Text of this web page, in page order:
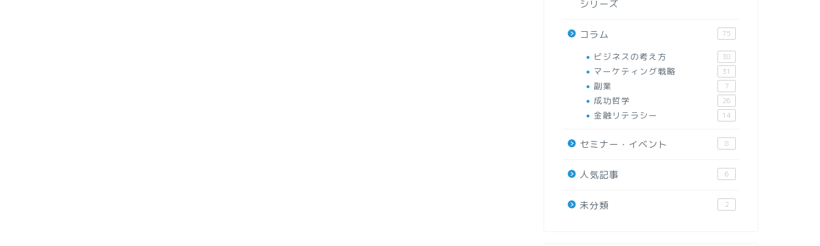
シリーズ
コラム 75
ビジネスの考え方 38
マーケティング戦略 31
副業 7
成功哲学 26
金融リテラシー 14
セミナー・イベント 8
人気記事 6
未分類 2